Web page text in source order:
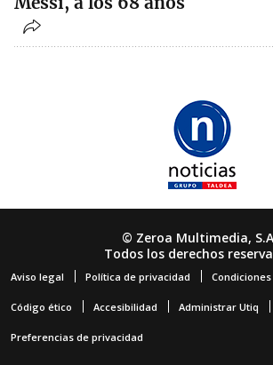
© Zeroa Multimedia,
Todos los derechos
Aviso legal Política de privacidad
Código ético Accesibilidad Administrar Utiq
Preferencias de privacidad